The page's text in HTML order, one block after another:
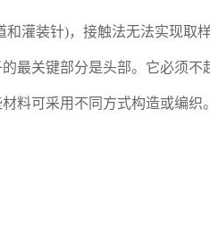
灌装针)，接触法无法实现取
最关键部分是头部。它必须
料可采用不同方式构造或编